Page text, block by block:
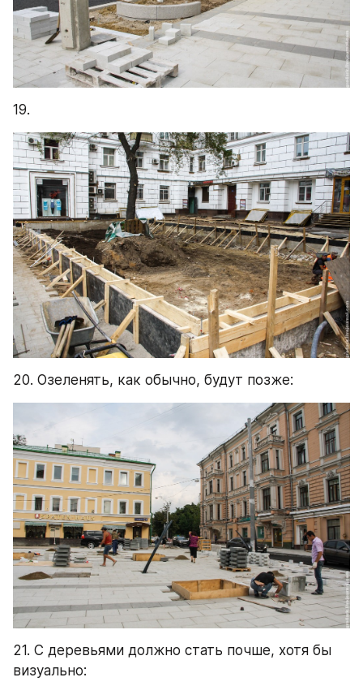
19.
20. Озеленять, как обычно, будут позже:
21. С деревьями должно стать почше, хотя бы
визуально: